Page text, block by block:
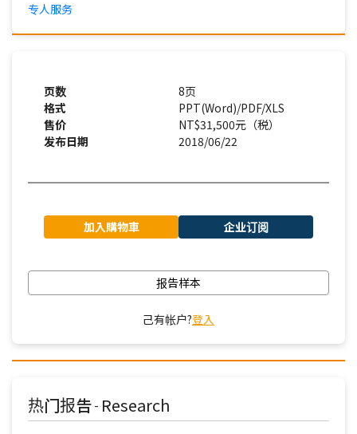
专人服务
页数
8页
格式
PPT(Word)/PDF/XLS
售价
NT$31,500元（税）
发布日期
2018/06/22
加入購物車 企业订阅
报告样本
己有帐户?登入
热门报告 - Research